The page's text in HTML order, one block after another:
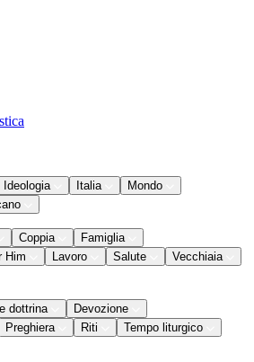
Ideologia Italia
Mondo
Coppia
Famiglia
Him
Lavoro Salute
Vecchiaia
dottrina
Devozione
Preghiera Riti
Tempo liturgico